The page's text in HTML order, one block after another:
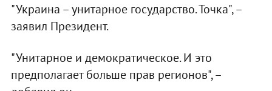
"Украина – унитарное государство. Точка", –
заявил Президент.
"Унитарное и демократическое. И это
предполагает больше прав регионов", –